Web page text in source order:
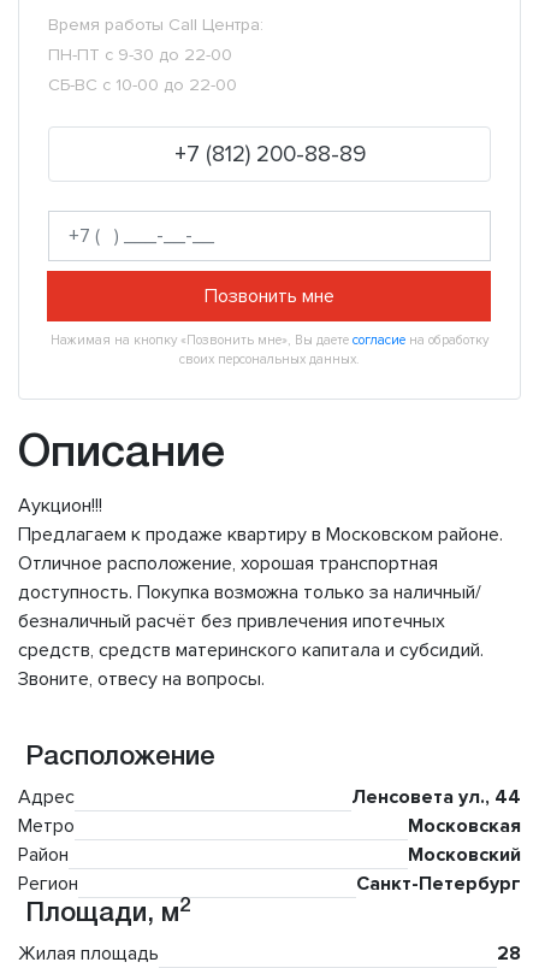
Время работы Call Центра:
ПН-ПТ с 9-30 до 22-00
СБ-ВС с 10-00 до 22-00
+7 (812) 200-88-89
Позвонить мне
Нажимая на кнопку «Позвонить мне», Вы даете согласие на обработку
своих персональных данных.
Описание
Аукцион!!!
Предлагаем к продаже квартиру в Московском районе.
Отличное расположение, хорошая транспортная
доступность. Покупка возможна только за наличный/
безналичный расчёт без привлечения ипотечных
средств, средств материнского капитала и субсидий.
Звоните, отвесу на вопросы.
Расположение
Адрес
Ленсовета ул., 44
Метро
Московская
Район
Московский
Регион
Санкт-Петербург
Площади, м2
Жилая площадь
28